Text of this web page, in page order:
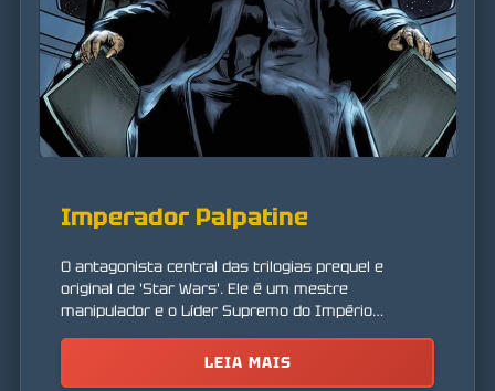
Imperador Palpatine
O antagonista central das trilogias prequel e
original de 'Star Wars'. Ele é um mestre
manipulador e o Líder Supremo do Império
LEIA MAIS